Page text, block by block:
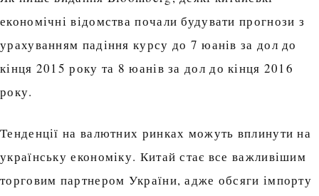
економічні відомства почали будувати прогнози з
урахуванням падіння курсу до 7 юанів за дол до
кінця 2015 року та 8 юанів за дол до кінця 2016
року.
Тенденції на валютних ринках можуть вплинути на
українську економіку. Китай стає все важливішим
торговим партнером України, адже обсяги імпорту